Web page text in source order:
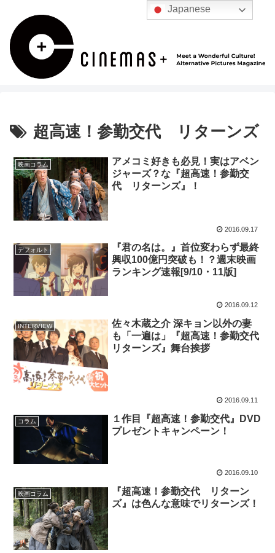
超高速！参勤交代 リターンズ
映画コラム
アメコミ好きも必見！実はアベン
ジャーズ？な『超高速！参勤交
代 リターンズ』！
2016.09.17
デフォルト
『君の名は。』首位変わらず最終
興収100億円突破も！？週末映画
ランキング速報[9/10・11版]
2016.09.12
INTERVIEW
佐々木蔵之介 深キョン以外の妻
も「一遍は」『超高速！参勤交代
リターンズ』舞台挨拶
2016.09.11
コラム
１作目『超高速！参勤交代』DVD
プレゼントキャンペーン！
2016.09.10
映画コラム
『超高速！参勤交代 リターン
ズ』は色んな意味でリターンズ！
Japanese